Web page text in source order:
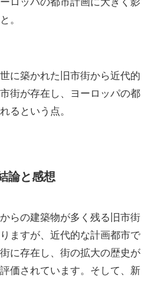
ロッパの都市計画に大きく影
。
に築かれた旧市街から近代的
街が存在し、ヨーロッパの都
るという点。
論と感想
らの建築物が多く残る旧市街
ますが、近代的な計画都市で
に存在し、街の拡大の歴史が
価されています。そして、新